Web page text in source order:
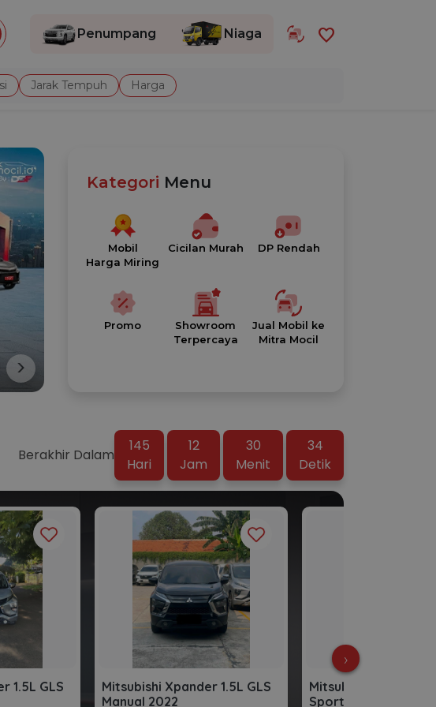
Penumpang Niaga favorite
Jarak Tempuh Harga
>
Kategori Menu
Mobil
Harga Miring
Cicilan Murah DP Rendah
Promo
Showroom
Terpercaya
Jual Mobil ke
Mitra Mocil
Berakhir Dalam
145
Hari
12
Jam
30
Menit
33
Detik
1.5L GLS
Mitsubishi Xpander 1.5L GLS
Manual 2022
Mitsubishi Xpander
Sport Automatic
›